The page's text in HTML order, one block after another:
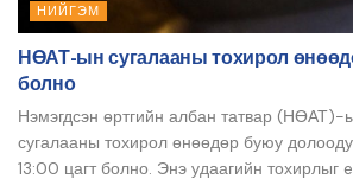
НИЙГЭМ
НӨАТ-ын сугалааны тохирол
болно
Нэмэгдсэн өртгийн албан татвар
сугалааны тохирол өнөөдөр буюу
13:00 цагт болно. Энэ удаагийн тохирлыг